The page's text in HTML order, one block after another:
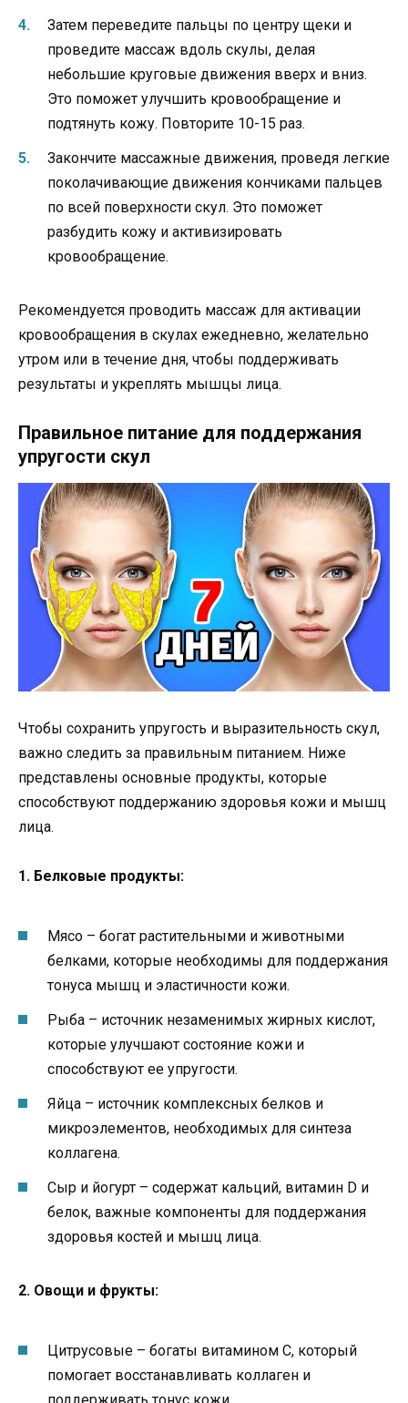
Затем переведите пальцы по центру щеки и
проведите массаж вдоль скулы, делая
небольшие круговые движения вверх и вниз.
Это поможет улучшить кровообращение и
подтянуть кожу. Повторите 10-15 раз.
Закончите массажные движения, проведя легкие
поколачивающие движения кончиками пальцев
по всей поверхности скул. Это поможет
разбудить кожу и активизировать
кровообращение.
Рекомендуется проводить массаж для активации
кровообращения в скулах ежедневно, желательно
утром или в течение дня, чтобы поддерживать
результаты и укреплять мышцы лица.
Правильное питание для поддержания
упругости скул
Чтобы сохранить упругость и выразительность скул,
важно следить за правильным питанием. Ниже
представлены основные продукты, которые
способствуют поддержанию здоровья кожи и мышц
лица.
1. Белковые продукты:
Мясо – богат растительными и животными
белками, которые необходимы для поддержания
тонуса мышц и эластичности кожи.
Рыба – источник незаменимых жирных кислот,
которые улучшают состояние кожи и
способствуют ее упругости.
Яйца – источник комплексных белков и
микроэлементов, необходимых для синтеза
коллагена.
Сыр и йогурт – содержат кальций, витамин D и
белок, важные компоненты для поддержания
здоровья костей и мышц лица.
2. Овощи и фрукты:
Цитрусовые – богаты витамином C, который
помогает восстанавливать коллаген и